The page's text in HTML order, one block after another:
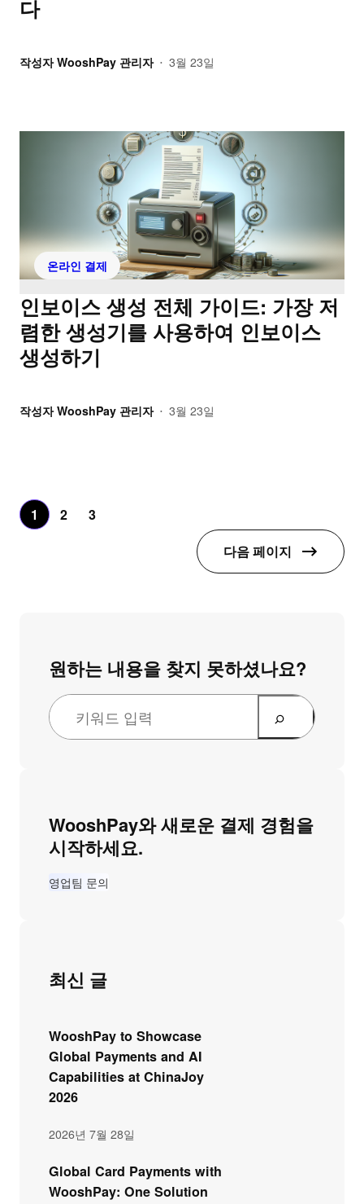
다
작성자 WooshPay 관리자 • 3월 23일
온라인 결제
인보이스 생성 전체 가이드: 가장 저
렴한 생성기를 사용하여 인보이스
생성하기
작성자 WooshPay 관리자 • 3월 23일
1 2
3
다음 페이지
원하는 내용을 찾지 못하셨나요?
검
색
WooshPay와 새로운 결제 경험을
시작하세요.
영업팀 문의
최신 글
WooshPay to Showcase
Global Payments and AI
Capabilities at ChinaJoy
2026
2026년 7월 28일
Global Card Payments with
WooshPay: One Solution